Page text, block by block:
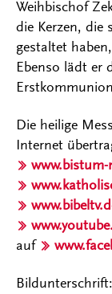
Weihbischof
die Kerzen, die
gestaltet
Ebenso lädt er
Die heilige
Internet
www.bistum-
auf
Bildunterschrift: